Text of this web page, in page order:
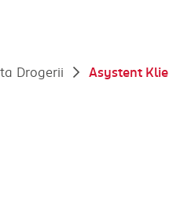
Drogerii Asystent